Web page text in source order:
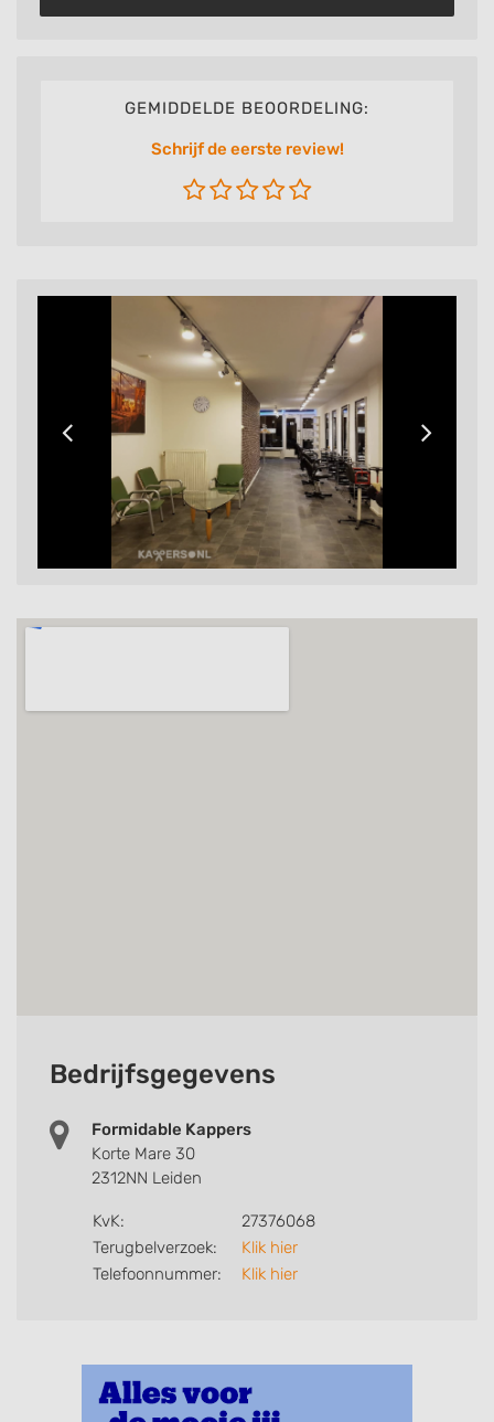
GEMIDDELDE BEOORDELING:
Schrijf de eerste review!
Bedrijfsgegevens
Formidable Kappers
Korte Mare 30
2312NN Leiden
KvK:
27376068
Terugbelverzoek:
Klik hier
Telefoonnummer:
Klik hier